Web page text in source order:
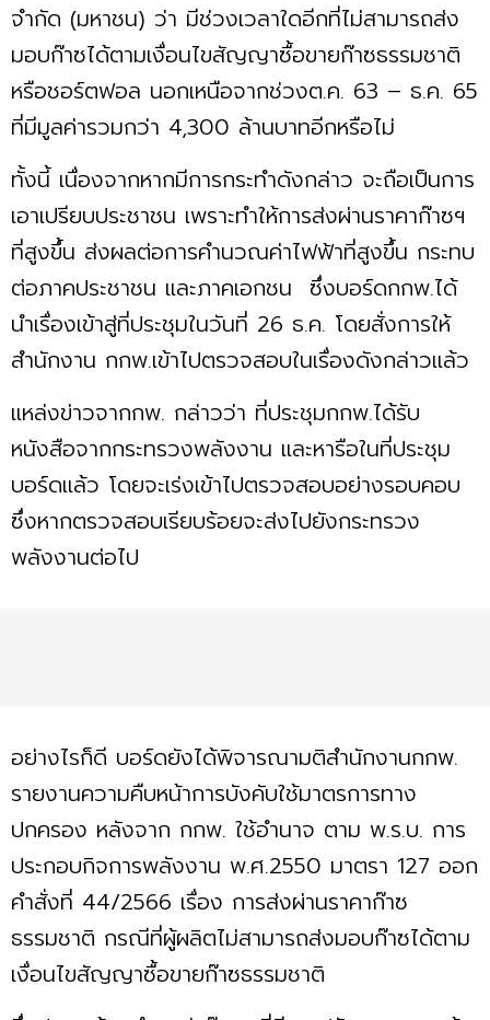
จำกัด (มหาชน) ว่า มีช่วงเวลาใดอีกที่ไม่สามารถส่ง
มอบก๊าซได้ตามเงื่อนไขสัญญาซื้อขายก๊าซธรรมชาติ
หรือชอร์ตฟอล นอกเหนือจากช่วงต.ค. 63 – ธ.ค. 65
ที่มีมูลค่ารวมกว่า 4,300 ล้านบาทอีกหรือไม่
ทั้งนี้ เนื่องจากหากมีการกระทำดังกล่าว จะถือเป็นการ
เอาเปรียบประชาชน เพราะทำให้การส่งผ่านราคาก๊าซฯ
ที่สูงขึ้น ส่งผลต่อการคำนวณค่าไฟฟ้าที่สูงขึ้น กระทบ
ต่อภาคประชาชน และภาคเอกชน ซึ่งบอร์ดกกพ.ได้
นำเรื่องเข้าสู่ที่ประชุมในวันที่ 26 ธ.ค. โดยสั่งการให้
สำนักงาน กกพ.เข้าไปตรวจสอบในเรื่องดังกล่าวแล้ว
แหล่งข่าวจากกพ. กล่าวว่า ที่ประชุมกกพ.ได้รับ
หนังสือจากกระทรวงพลังงาน และหารือในที่ประชุม
บอร์ดแล้ว โดยจะเร่งเข้าไปตรวจสอบอย่างรอบคอบ
ซึ่งหากตรวจสอบเรียบร้อยจะส่งไปยังกระทรวง
พลังงานต่อไป
อย่างไรก็ดี บอร์ดยังได้พิจารณามติสำนักงานกกพ.
รายงานความคืบหน้าการบังคับใช้มาตรการทาง
ปกครอง หลังจาก กกพ. ใช้อำนาจ ตาม พ.ร.บ. การ
ประกอบกิจการพลังงาน พ.ศ.2550 มาตรา 127 ออก
คำสั่งที่ 44/2566 เรื่อง การส่งผ่านราคาก๊าซ
ธรรมชาติ กรณีที่ผู้ผลิตไม่สามารถส่งมอบก๊าซได้ตาม
เงื่อนไขสัญญาซื้อขายก๊าซธรรมชาติ